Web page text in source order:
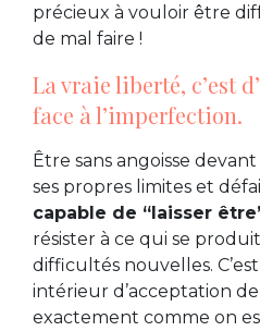
précieux à vouloir être
de mal faire !
La vraie liberté, c’est
face à l’imperfection.
Être sans angoisse
ses propres limites et
capable de “laisser
résister à ce qui se
difficultés nouvelles.
intérieur d’acceptation
exactement comme on